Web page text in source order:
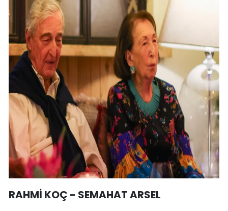
RAHMİ KOÇ - SEMAHAT ARSEL